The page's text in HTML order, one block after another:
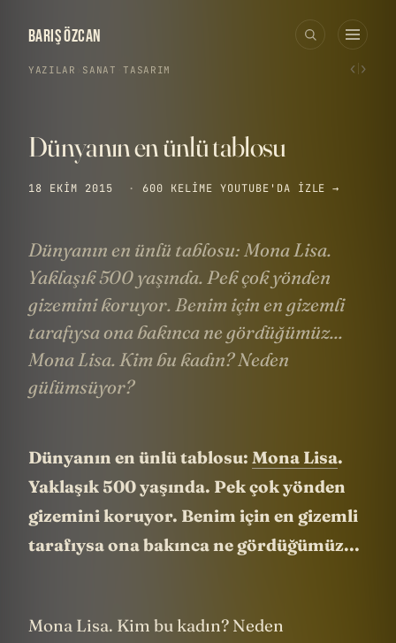
BARIŞ ÖZCAN
YAZILAR SANAT ·TASARIM ‹ ›
Dünyanın en ünlü tablosu
18 EKIM 2015 · 600 KELIME YOUTUBE'DA IZLE →
Dünyanın en ünlü tablosu: Mona Lisa.
Yaklaşık 500 yaşında. Pek çok yönden
gizemini koruyor. Benim için en gizemli
tarafıysa ona bakınca ne gördüğümüz...
Mona Lisa. Kim bu kadın? Neden
gülümsüyor?
Dünyanın en ünlü tablosu: Mona Lisa.
Yaklaşık 500 yaşında. Pek çok yönden
gizemini koruyor. Benim için en gizemli
tarafıysa ona bakınca ne gördüğümüz...
Mona Lisa. Kim bu kadın? Neden